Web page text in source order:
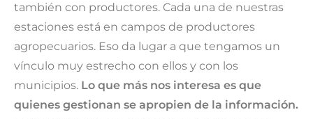
también con productores. Cada una de nuestras
estaciones está en campos de productores
agropecuarios. Eso da lugar a que tengamos un
vínculo muy estrecho con ellos y con los
municipios. Lo que más nos interesa es que
quienes gestionan se apropien de la información.